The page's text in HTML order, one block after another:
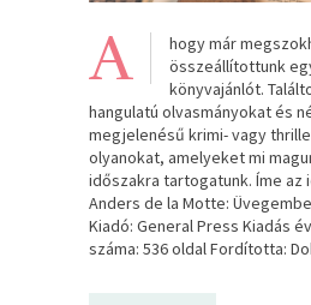
A
hogy már
összeállítottunk
könyvajánlót.
hangulatú olvasmányokat és
megjelenésű krimi- vagy
olyanokat, amelyeket mi
időszakra tartogatunk. Íme az
Anders de la Motte:
Kiadó: General Press Kiadás
száma: 536 oldal Fordította: